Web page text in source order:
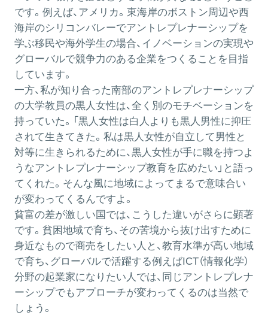
です。例えば、アメリカ。東海岸のボストン周辺や西
海岸のシリコンバレーでアントレプレナーシップを
学ぶ移民や海外学生の場合、イノベーションの実現や
グローバルで競争力のある企業をつくることを目指
しています。
一方、私が知り合った南部のアントレプレナーシップ
の大学教員の黒人女性は、全く別のモチベーションを
持っていた。「黒人女性は白人よりも黒人男性に抑圧
されて生きてきた。私は黒人女性が自立して男性と
対等に生きられるために、黒人女性が手に職を持つよ
うなアントレプレナーシップ教育を広めたい」と語っ
てくれた。そんな風に地域によってまるで意味合い
が変わってくるんですよ。
貧富の差が激しい国では、こうした違いがさらに顕著
です。貧困地域で育ち、その苦境から抜け出すために
身近なもので商売をしたい人と、教育水準が高い地域
で育ち、グローバルで活躍する例えばICT（情報化学）
分野の起業家になりたい人では、同じアントレプレナ
ーシップでもアプローチが変わってくるのは当然で
しょう。